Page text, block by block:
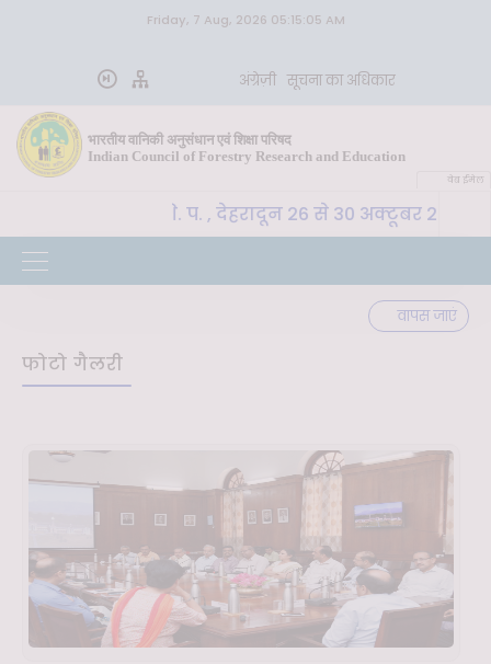
Friday, 7 Aug, 2026 05:15:05 AM
अंग्रेज़ी सूचना का अधिकार
भारतीय वानिकी अनुसंधान एवं शिक्षा परिषद
Indian Council of Forestry Research and Education
वेब ईमेल
SLM, भा. वा. अ. शि. प. , देहरादून 26 से 30 अक्टूबर 2026
वापस जाएं
फोटो गैलरी